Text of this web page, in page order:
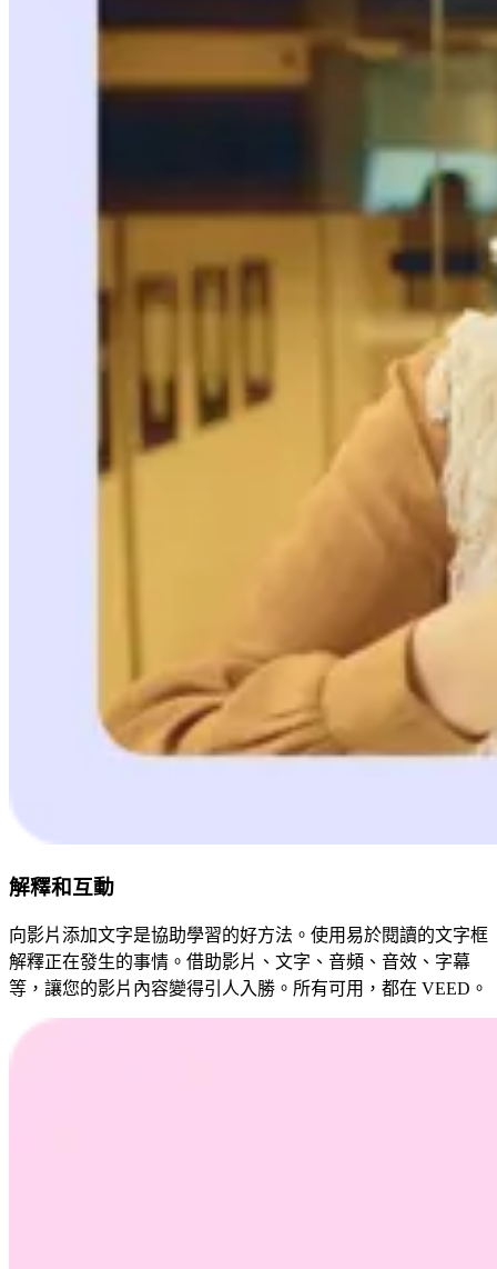
解釋和互動
向影片添加文字是協助學習的好方法。使用易於閱讀的文字框
解釋正在發生的事情。借助影片、文字、音頻、音效、字幕
等，讓您的影片內容變得引人入勝。所有可用，都在 VEED。